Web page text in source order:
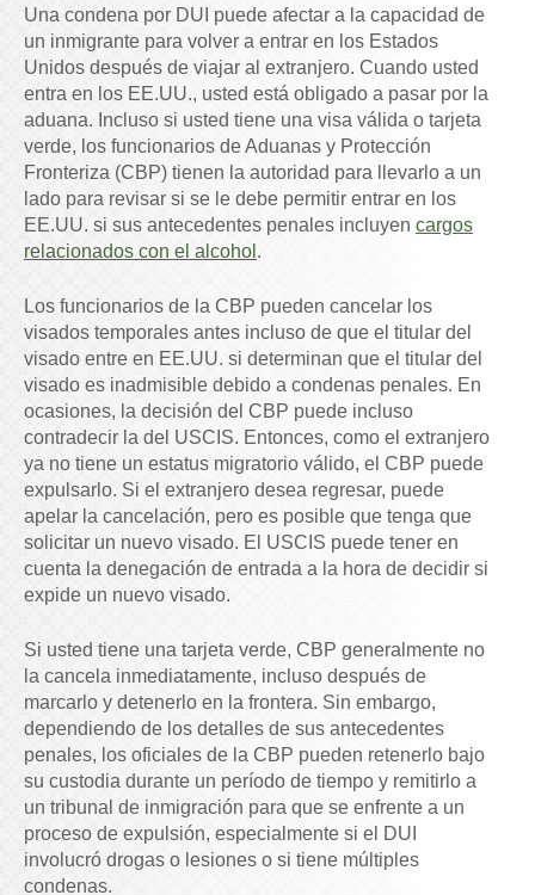
Una condena por DUI puede afectar a la capacidad de
un inmigrante para volver a entrar en los Estados
Unidos después de viajar al extranjero. Cuando usted
entra en los EE.UU., usted está obligado a pasar por la
aduana. Incluso si usted tiene una visa válida o tarjeta
verde, los funcionarios de Aduanas y Protección
Fronteriza (CBP) tienen la autoridad para llevarlo a un
lado para revisar si se le debe permitir entrar en los
EE.UU. si sus antecedentes penales incluyen cargos
relacionados con el alcohol .
Los funcionarios de la CBP pueden cancelar los
visados temporales antes incluso de que el titular del
visado entre en EE.UU. si determinan que el titular del
visado es inadmisible debido a condenas penales. En
ocasiones, la decisión del CBP puede incluso
contradecir la del USCIS. Entonces, como el extranjero
ya no tiene un estatus migratorio válido, el CBP puede
expulsarlo. Si el extranjero desea regresar, puede
apelar la cancelación, pero es posible que tenga que
solicitar un nuevo visado. El USCIS puede tener en
cuenta la denegación de entrada a la hora de decidir si
expide un nuevo visado.
Si usted tiene una tarjeta verde, CBP generalmente no
la cancela inmediatamente, incluso después de
marcarlo y detenerlo en la frontera. Sin embargo,
dependiendo de los detalles de sus antecedentes
penales, los oficiales de la CBP pueden retenerlo bajo
su custodia durante un período de tiempo y remitirlo a
un tribunal de inmigración para que se enfrente a un
proceso de expulsión, especialmente si el DUI
involucró drogas o lesiones o si tiene múltiples
condenas.